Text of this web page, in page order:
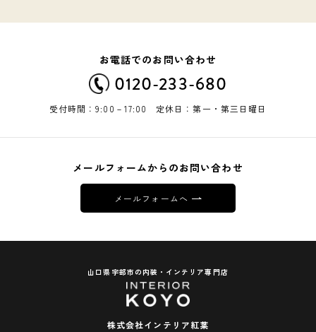
お電話でのお問い合わせ
0120-233-680
受付時間：9:00－17:00 定休日：第一・第三日曜日
メールフォームからのお問い合わせ
メールフォームへ
山口県宇部市の内装・インテリア専門店
株式会社インテリア紅葉